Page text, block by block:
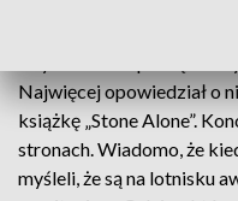
Najwięcej opowiedział o
książkę „Stone Alone”.
stronach. Wiadomo, że
myśleli, że są na lotnisku